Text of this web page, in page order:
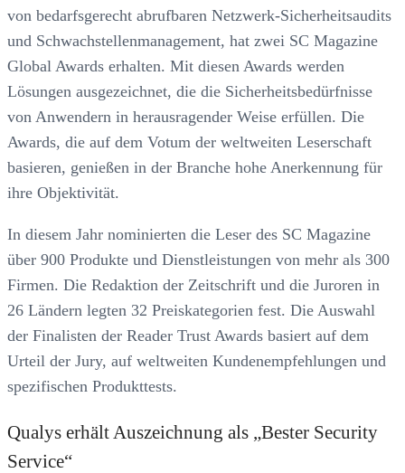
von bedarfsgerecht abrufbaren Netzwerk-Sicherheitsaudits
und Schwachstellenmanagement, hat zwei SC Magazine
Global Awards erhalten. Mit diesen Awards werden
Lösungen ausgezeichnet, die die Sicherheitsbedürfnisse
von Anwendern in herausragender Weise erfüllen. Die
Awards, die auf dem Votum der weltweiten Leserschaft
basieren, genießen in der Branche hohe Anerkennung für
ihre Objektivität.
In diesem Jahr nominierten die Leser des SC Magazine
über 900 Produkte und Dienstleistungen von mehr als 300
Firmen. Die Redaktion der Zeitschrift und die Juroren in
26 Ländern legten 32 Preiskategorien fest. Die Auswahl
der Finalisten der Reader Trust Awards basiert auf dem
Urteil der Jury, auf weltweiten Kundenempfehlungen und
spezifischen Produkttests.
Qualys erhält Auszeichnung als „Bester Security
Service“